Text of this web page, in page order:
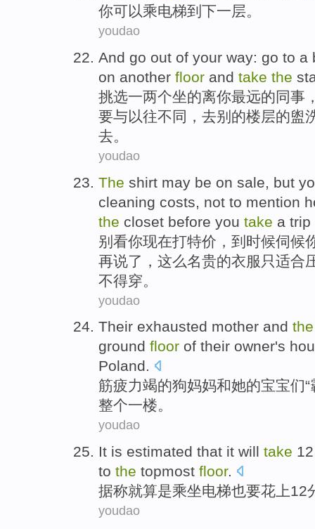
你可以乘电梯到下一层。
youdao
And go out of your way: go to a
on another floor and take the
挑选一两个坐的离你最远的同事
要与以往不同， 去别的楼层的盥
去。
youdao
The shirt may be on sale , but
cleaning costs not to mention
the closet before you take a
别看你现在打特价 ，到时候伺候
再说了，这么名贵的衣服只适合
不得穿。
youdao
Their exhausted mother and the
ground floor of their owner's
Poland.
筋疲力竭的狗妈妈和她的宝宝们“
整个一楼。
youdao
It is estimated that it will take 12
to the topmost floor.
据称就算是乘坐电梯也要花 上12
youdao